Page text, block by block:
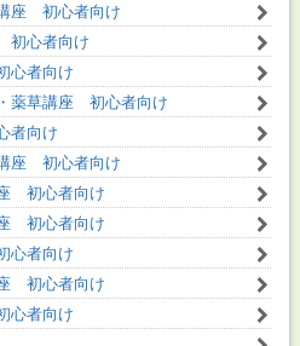
座 初心者向け
心者向け
心者向け
薬草講座 初心者向け
者向け
座 初心者向け
初心者向け
初心者向け
心者向け
初心者向け
心者向け